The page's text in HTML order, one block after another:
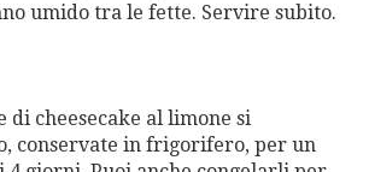
umido tra le fette. Servire subito.
di cheesecake al limone si
conservate in frigorifero, per un